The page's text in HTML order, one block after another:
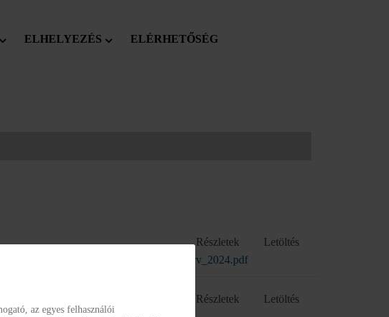
ELHELYEZÉS ELÉRHETŐSÉG
Letöltés
Részletek
Letöltés
Részletek
az egyes felhasználói